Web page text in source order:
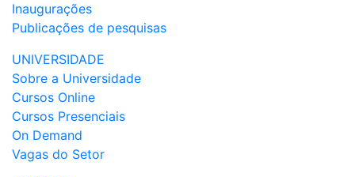
Inaugurações
Publicações de pesquisas
UNIVERSIDADE
Sobre a Universidade
Cursos Online
Cursos Presenciais
On Demand
Vagas do Setor